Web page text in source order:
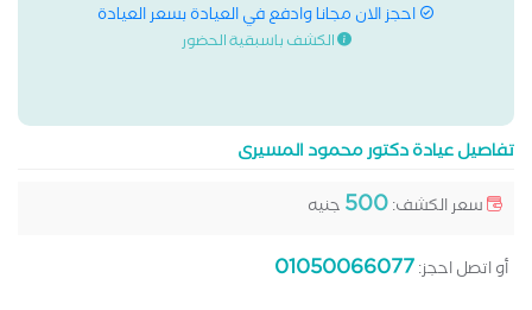
احجز الان مجانا وادفع في العيادة بسعر العيادة
الكشف باسبقية الحضور
تفاصيل عيادة دكتور محمود المسيرى
سعر الكشف:500 جنيه
أو اتصل احجز:01050066077